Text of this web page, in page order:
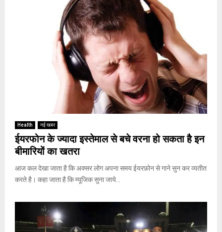
Health नई खबर
ईयरफोन के ज्यादा इस्तेमाल से बचे वरना हो सकता है इन
बीमारियों का खतरा
आज कल देखा जाता है कि अक्सर लोग अपना समय ईयरफ़ोन से गाने सुन कर व्यतीत
करते है। कहा जाता है कि म्यूजिक सुना जाये...